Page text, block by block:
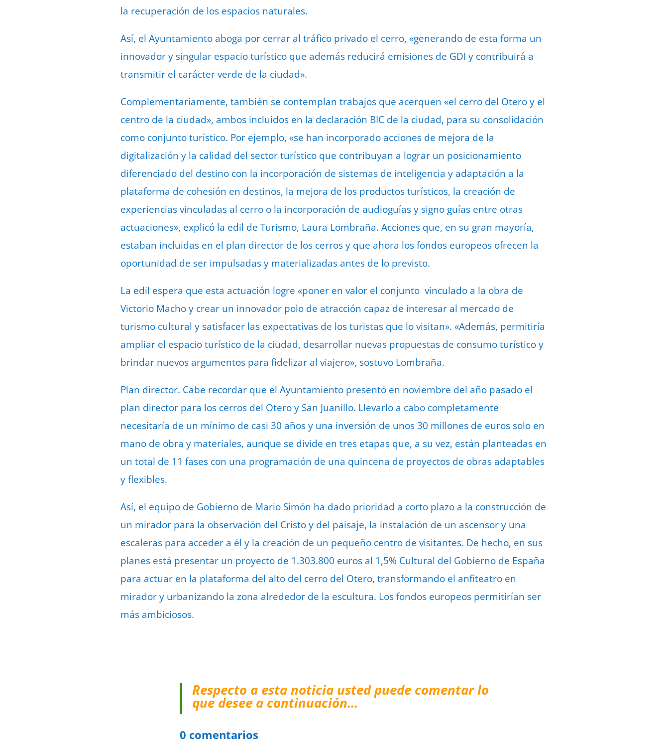
la recuperación de los espacios naturales.
Así, el Ayuntamiento aboga por cerrar al tráfico privado el cerro, «generando de esta forma un
innovador y singular espacio turístico que además reducirá emisiones de GDI y contribuirá a
transmitir el carácter verde de la ciudad».
Complementariamente, también se contemplan trabajos que acerquen «el cerro del Otero y el
centro de la ciudad», ambos incluidos en la declaración BIC de la ciudad, para su consolidación
como conjunto turístico. Por ejemplo, «se han incorporado acciones de mejora de la
digitalización y la calidad del sector turístico que contribuyan a lograr un posicionamiento
diferenciado del destino con la incorporación de sistemas de inteligencia y adaptación a la
plataforma de cohesión en destinos, la mejora de los productos turísticos, la creación de
experiencias vinculadas al cerro o la incorporación de audioguías y signo guías entre otras
actuaciones», explicó la edil de Turismo, Laura Lombraña. Acciones que, en su gran mayoría,
estaban incluidas en el plan director de los cerros y que ahora los fondos europeos ofrecen la
oportunidad de ser impulsadas y materializadas antes de lo previsto.
La edil espera que esta actuación logre «poner en valor el conjunto vinculado a la obra de
Victorio Macho y crear un innovador polo de atracción capaz de interesar al mercado de
turismo cultural y satisfacer las expectativas de los turistas que lo visitan». «Además, permitiría
ampliar el espacio turístico de la ciudad, desarrollar nuevas propuestas de consumo turístico y
brindar nuevos argumentos para fidelizar al viajero», sostuvo Lombraña.
Plan director. Cabe recordar que el Ayuntamiento presentó en noviembre del año pasado el
plan director para los cerros del Otero y San Juanillo. Llevarlo a cabo completamente
necesitaría de un mínimo de casi 30 años y una inversión de unos 30 millones de euros solo en
mano de obra y materiales, aunque se divide en tres etapas que, a su vez, están planteadas en
un total de 11 fases con una programación de una quincena de proyectos de obras adaptables
y flexibles.
Así, el equipo de Gobierno de Mario Simón ha dado prioridad a corto plazo a la construcción de
un mirador para la observación del Cristo y del paisaje, la instalación de un ascensor y una
escaleras para acceder a él y la creación de un pequeño centro de visitantes. De hecho, en sus
planes está presentar un proyecto de 1.303.800 euros al 1,5% Cultural del Gobierno de España
para actuar en la plataforma del alto del cerro del Otero, transformando el anfiteatro en
mirador y urbanizando la zona alrededor de la escultura. Los fondos europeos permitirían ser
más ambiciosos.
Respecto a esta noticia usted puede comentar lo
que desee a continuación…
0 comentarios